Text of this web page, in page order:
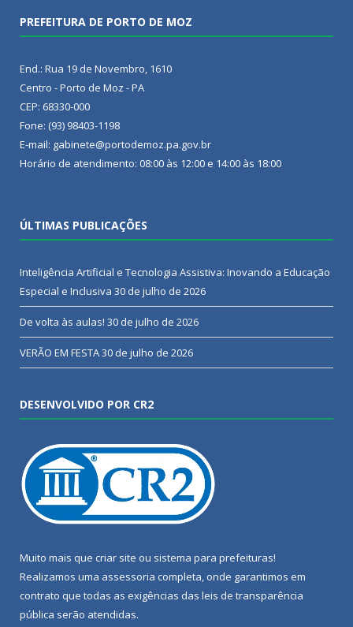
PREFEITURA DE PORTO DE MOZ
End.: Rua 19 de Novembro, 1610
Centro - Porto de Moz - PA
CEP: 68330-000
Fone: (93) 98403-1198
E-mail: gabinete@portodemoz.pa.gov.br
Horário de atendimento: 08:00 às 12:00 e 14:00 às 18:00
ÚLTIMAS PUBLICAÇÕES
Inteligência Artificial e Tecnologia Assistiva: Inovando a Educação
Especial e Inclusiva 30 de julho de 2026
De volta às aulas! 30 de julho de 2026
VERÃO EM FESTA30 de julho de 2026
DESENVOLVIDO POR CR2
Muito mais que criar site ou sistema para prefeituras!
Realizamos uma assessoria completa, onde garantimos em
contrato que todas as exigências das leis de transparência
pública serão atendidas.